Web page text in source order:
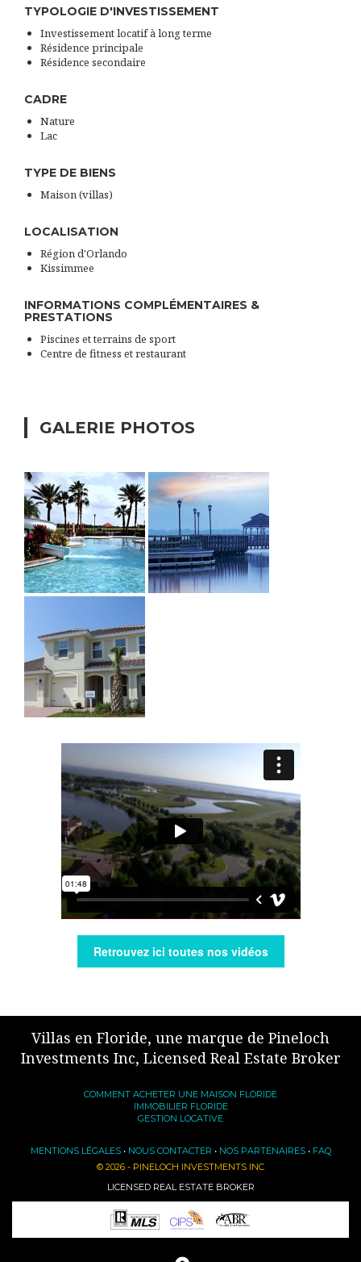
TYPOLOGIE D'INVESTISSEMENT
Investissement locatif à long terme
Résidence principale
Résidence secondaire
CADRE
Nature
Lac
TYPE DE BIENS
Maison (villas)
LOCALISATION
Région d'Orlando
Kissimmee
INFORMATIONS COMPLÉMENTAIRES &
PRESTATIONS
Piscines et terrains de sport
Centre de fitness et restaurant
GALERIE PHOTOS
Retrouvez ici toutes nos vidéos
Villas en Floride, une marque de Pineloch
Investments Inc, Licensed Real Estate Broker
COMMENT ACHETER UNE MAISON FLORIDE
IMMOBILIER FLORIDE
GESTION LOCATIVE
MENTIONS LÉGALES• NOUS CONTACTER • NOS PARTENAIRES• FAQ
© 2026 - PINELOCH INVESTMENTS INC
LICENSED REAL ESTATE BROKER